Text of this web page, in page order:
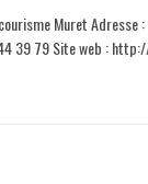
Muret Adresse
39 79 Site web :